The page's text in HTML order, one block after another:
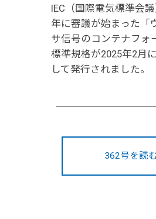
IEC（国際電気標準会
年に審議が始まった「
サ信号のコンテナフォ
標準規格が2025年2月
して発行されました。
362号を読